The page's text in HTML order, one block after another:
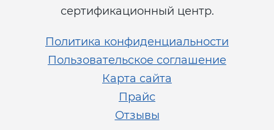
сертификационный центр.
Политика конфиденциальности
Пользовательское соглашение
Карта сайта
Прайс
Отзывы